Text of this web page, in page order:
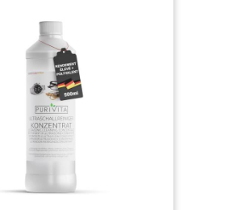
NETTOYAGE PROFESSIONNEL Si
frottez le bijou avec une éponge
imbibée de ce produit. Pour
parfaite, combinez avec le chiffon
FAIRE DEPUIS 1895 Hagerty
des produits spécifiques afin de
de vos objets de valeur (Bijoux,
Articles de décoration/
Tapis et textiles/ Autres surfaces)